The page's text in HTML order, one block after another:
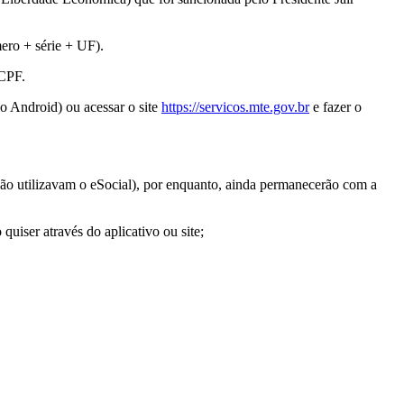
+ série + UF).
Android) ou acessar o site https://servicos.mte.gov.bre fazer o
utilizavam o eSocial), por enquanto, ainda permanecerão com a
quiser através do aplicativo ou site;